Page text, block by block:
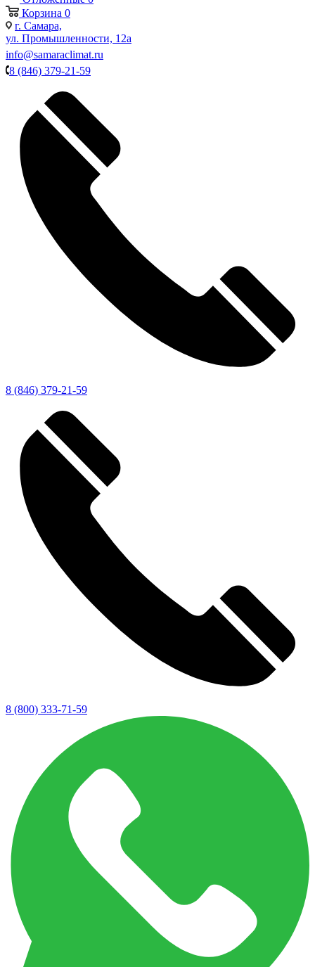
Корзина 0
г. Самара,
ул. Промышленности, 12а
info@samaraclimat.ru
8 (846) 379-21-59
8 (846) 379-21-59
8 (800) 333-71-59